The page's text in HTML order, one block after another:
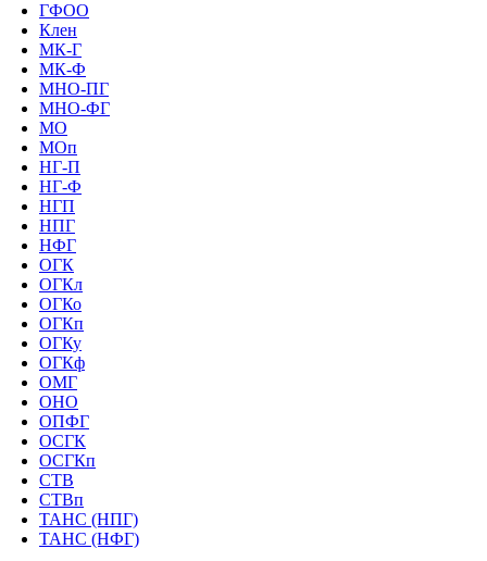
ГФОО
Клен
МК-Г
МК-Ф
МНО-ПГ
МНО-ФГ
МО
МОп
НГ-П
НГ-Ф
НГП
НПГ
НФГ
ОГК
ОГКл
ОГКо
ОГКп
ОГКу
ОГКф
ОМГ
ОНО
ОПФГ
ОСГК
ОСГКп
СТВ
СТВп
ТАНС (НПГ)
ТАНС (НФГ)